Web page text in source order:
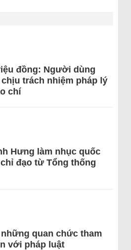
đồng: Người dùng
trách nhiệm pháp lý
chí
Hưng làm nhục quốc
đạo từ Tổng thống
quan chức tham
với pháp luật